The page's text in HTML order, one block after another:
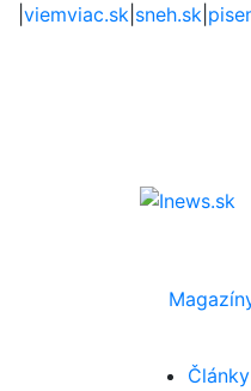
viemviac.sk sneh.sk
Články